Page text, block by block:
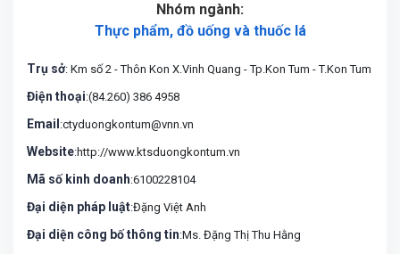
Nhóm ngành:
Thực phẩm, đồ uống và thuốc lá
Trụ sở: Km số 2 - Thôn Kon X.Vinh Quang - Tp.Kon Tum - T.Kon Tum
Điện thoại:(84.260) 386 4958
Email :ctyduongkontum@vnn.vn
Website:http://www.ktsduongkontum.vn
Mã số kinh doanh:6100228104
Đại diện pháp luật:Đặng Việt Anh
Đại diện công bố thông tin:Ms. Đặng Thị Thu Hằng